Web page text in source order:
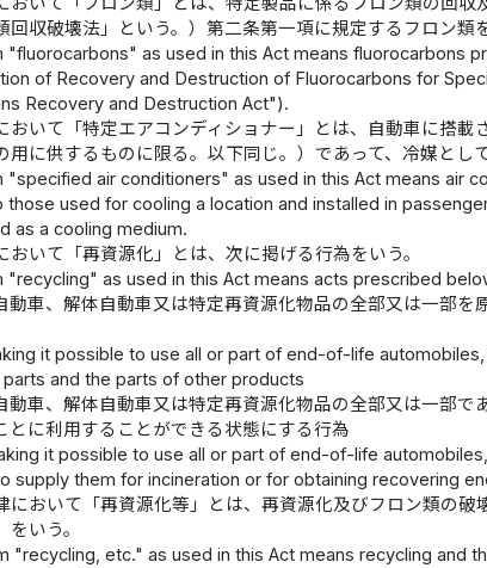
回収破壊法」という。）第二条第一項に規定するフロン類を
"fluorocarbons" as used in this Act means fluorocarbons
of Recovery and Destruction of Fluorocarbons for
Recovery and Destruction Act").
おいて「特定エアコンディショナー」とは、自動車に搭
用に供するものに限る。以下同じ。）であって、冷媒とし
"specified air conditioners" as used in this Act means air
used for cooling a location and installed in
as a cooling medium.
おいて「再資源化」とは、次に掲げる行為をいう。
"recycling" as used in this Act means acts prescribed
動車、解体自動車又は特定再資源化物品の全部又は一部
it possible to use all or part of end-of-life
parts and the parts of other products
動車、解体自動車又は特定再資源化物品の全部又は一部
とに利用することができる状態にする行為
it possible to use all or part of end-of-life
supply them for incineration or for obtaining recovering
において「再資源化等」とは、再資源化及びフロン類の
いう。
"recycling, etc." as used in this Act means recycling and